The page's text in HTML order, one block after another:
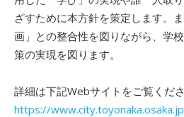
ざすために本方針を策定します。
画」との整合性を図りながら、学
策の実現を図ります。
詳細は下記Webサイトをご覧くださ
https://